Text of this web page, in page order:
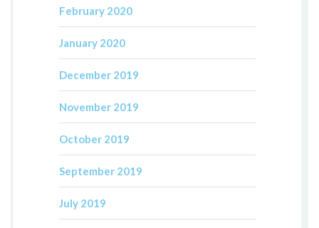
February 2020
January 2020
December 2019
November 2019
October 2019
September 2019
July 2019